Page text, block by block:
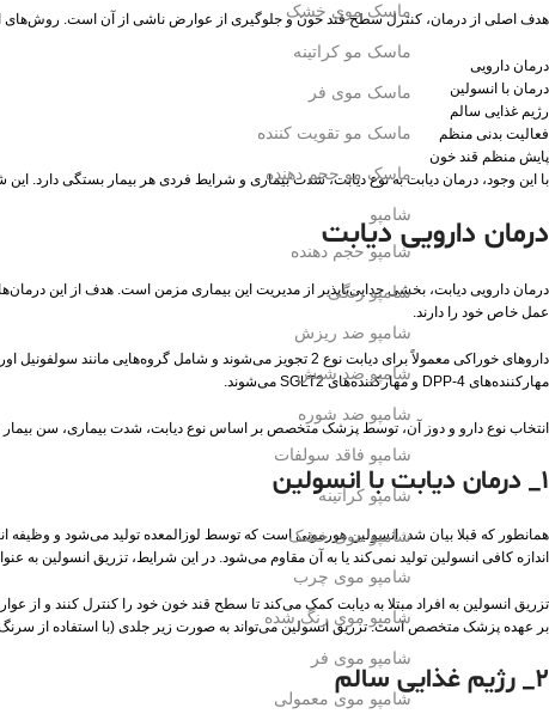
ماسک موی خشک
ماسک مو کراتینه
ماسک موی فر
ماسک مو تقویت کننده
ماسک مو حجم دهنده
شامپو
شامپو حجم دهنده
شامپو رنگی
شامپو ضد ریزش
شامپو ضد شپش
شامپو ضد شوره
شامپو فاقد سولفات
شامپو کراتینه
شامپو موی خشک
شامپو موی چرب
شامپو موی رنگ شده
شامپو موی فر
شامپو موی معمولی
هدف اصلی از درمان، کنترل سطح قند خون و جلوگیری از عوارض ناشی از آن است. روش‌های
درمان دارویی
درمان با انسولین
رژیم غذایی سالم
فعالیت بدنی منظم
پایش منظم قند خون
با این وجود، درمان دیابت به نوع دیابت، شدت بیماری و شرایط فردی هر بیمار بستگی
درمان دارویی دیابت
درمان دارویی دیابت، بخشی جدایی‌ناپذیر از مدیریت این بیماری مزمن است. هدف از این
عمل خاص خود را دارند.
داروهای خوراکی معمولاً برای دیابت نوع 2 تجویز می‌شوند و
مهارکننده‌های DPP-4 و مهارکننده‌های SGLT2 می‌شوند.
انتخاب نوع دارو و دوز آن، توسط پزشک متخصص بر اساس نوع دیابت، شدت بیماری، سن
1_ درمان دیابت با انسولین
اندازه کافی انسولین تولید نمی‌کند یا به آن مقاوم می‌شود. در این شرایط، تزریق انسولین به
تزریق انسولین به افراد مبتلا به دیابت کمک می‌کند تا سطح قند خون خود را کنترل کنند و از
بر عهده پزشک متخصص است. تزریق انسولین می‌تواند به صورت زیر جلدی (با استفاده از سرنگ
2_ رژیم غذایی سالم